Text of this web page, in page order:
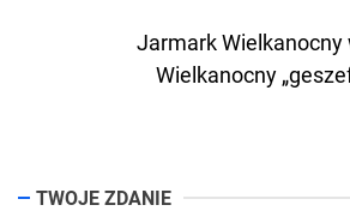
Jarmark Wielkanocny
Wielkanocny
TWOJE ZDANIE